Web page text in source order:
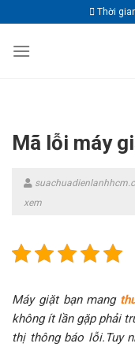
to
content
Thời
Mã lỗi máy
xem
Máy giặt bạn mang
không ít lần gặp phải
thị thông báo lỗi.Tuy